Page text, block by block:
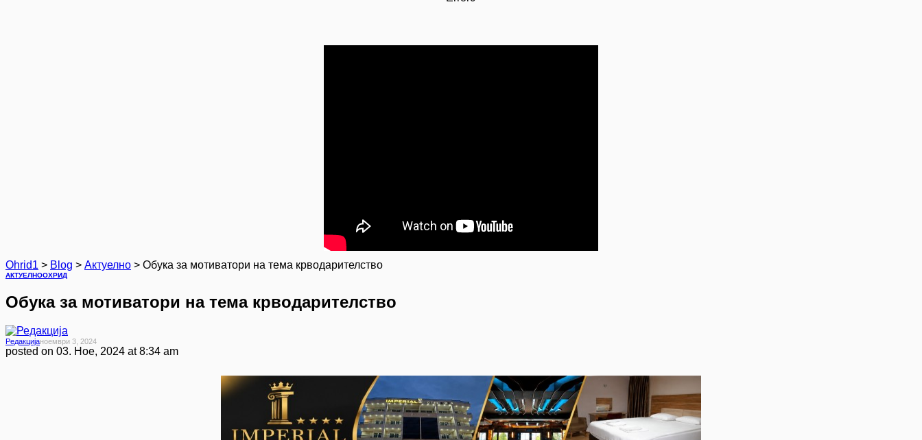
Ohrid1 > Blog > Актуелно > Обука за мотиватори на тема крводарителство
АКТУЕЛНООХРИД
Обука за мотиватори на тема крводарителство
РедакцијаНоември 3, 2024
posted on 03. Ное, 2024 at 8:34 am